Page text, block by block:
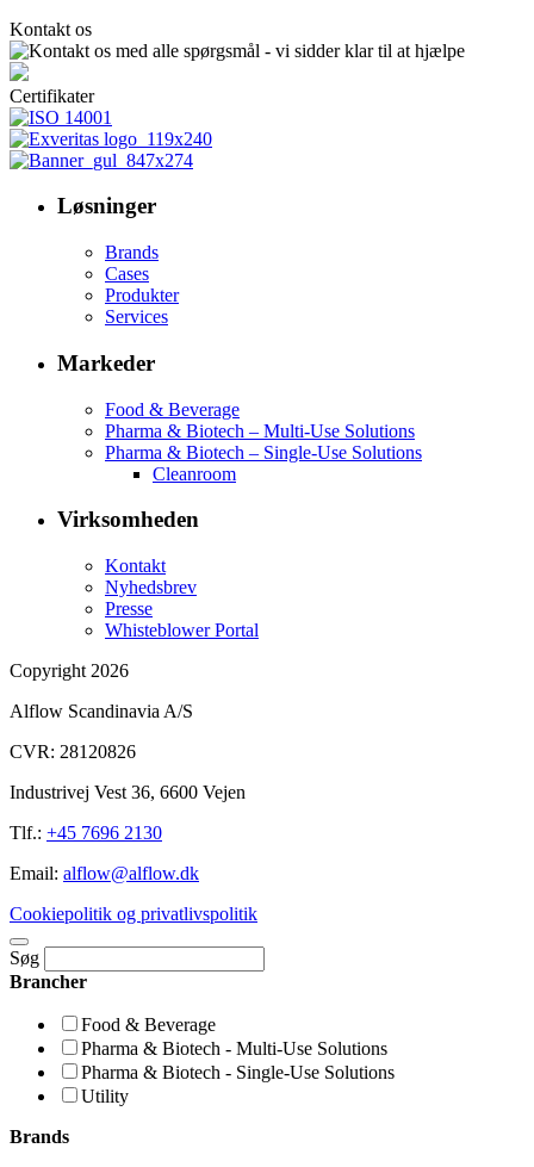
Kontakt os
Certifikater
Løsninger
Brands
Cases
Produkter
Services
Markeder
Food & Beverage
Pharma & Biotech – Multi-Use Solutions
Pharma & Biotech – Single-Use Solutions
Cleanroom
Virksomheden
Kontakt
Nyhedsbrev
Presse
Whisteblower Portal
Copyright 2026
Alflow Scandinavia A/S
CVR: 28120826
Industrivej Vest 36, 6600 Vejen
Tlf.: +45 7696 2130
Email: alflow@alflow.dk
Cookiepolitik og privatlivspolitik
Søg
Brancher
Food & Beverage
Pharma & Biotech - Multi-Use Solutions
Pharma & Biotech - Single-Use Solutions
Utility
Brands